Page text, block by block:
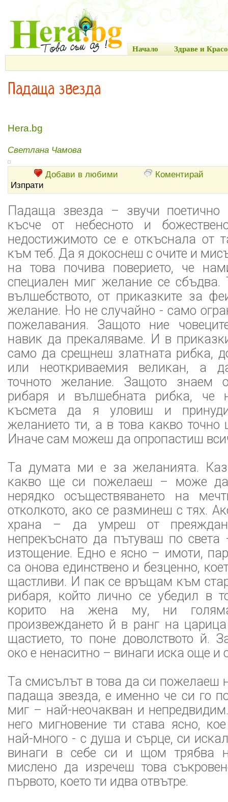
Начало Здраве и
Падаща звезда
Hera.bg
Светлана Чамова
Добави в любими
Коментирай
Изпрати
Падаща звезда – звучи поетично
късче от небесното и
недостижимото се е откъснала от
към теб. Да я докоснеш с очите и
на това почива поверието, че
специален миг желание се
вълшебството, от приказките за
желание. Но не случайно - само
пожелавания. Защото ние
навик да прекаляваме. И в
само да срещнеш златната рибка,
или неоткриваемия великан, а
точното желание. Защото знаем
рибаря и вълшебната рибка, че
късмета да я уловиш и
желанието ти, а в това какво
Иначе сам можеш да опропастиш
Та думата ми е за желанията.
какво ще си пожелаеш – може да
нерядко осъществяването на
отколкото, ако се разминеш с тях.
храна – да умреш от
непрекъснато да пътуваш по
изтощение. Едно е ясно – имоти,
са онова единствено и безценно,
щастливи. И пак се връщам към
рибаря, който лично се убедил в
корито на жена му, ни
произвеждането й в ранг на
щастието, то поне доволството й.
око е ненаситно – винаги иска още и
Та смисълът в това да си
падаща звезда, е именно че си го
миг – най-неочакван и
него мигновение ти става ясно,
най-много - с душа и сърце, си
винаги в себе си и щом трябва
мислено да изречеш това
първото, което ти идва отвътре.